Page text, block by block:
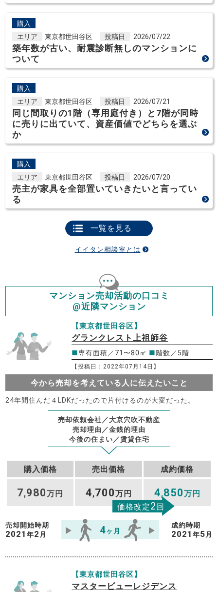
購入
エリア
東京都世田谷区 投稿日 2026/07/22
築年数が古い、耐震診断無しのマンションに
ついて
購入
エリア
東京都世田谷区 投稿日 2026/07/21
同じ間取りの1階（専用庭付き）と7階が同時
に売りに出ていて、資産価値でどちらを選ぶ
か
購入
エリア
東京都世田谷区 投稿日 2026/07/20
売主が家具を全部置いていきたいと言ってい
る
一覧を見る
イイタン相談室とは
マンション売却活動の口コミ
@近隣マンション
【東京都世田谷区】
グランクレスト上祖師谷
■専有面積／71〜80㎡ ■階数／5階
【投稿日：2022年07月14日】
今から売却を考えている人に伝えたいこと
24年間住んだ４LDKだったので片付けるのが大変だった。
売却依頼会社／大京穴吹不動産
売却理由／金銭的理由
今後の住まい／賃貸住宅
購入価格 売出価格 成約価格
7,980万円 4,700万円 4,850万円
価格改定2回
売却開始時期
2021年2 月 4ヶ月
成約時期
2021 年5 月
【東京都世田谷区】
マスタービューレジデンス